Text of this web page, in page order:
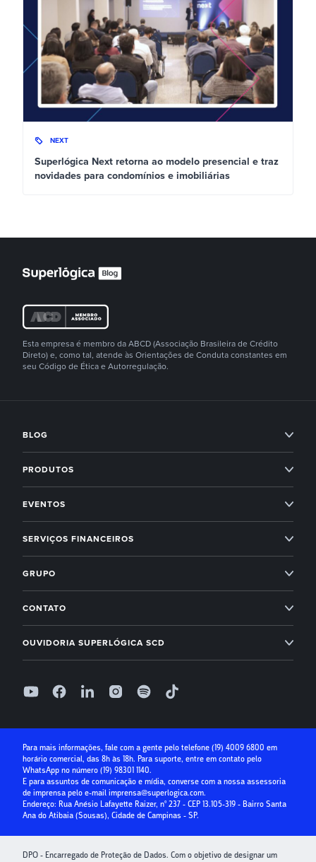
NEXT
Superlógica Next retorna ao modelo presencial e traz
novidades para condomínios e imobiliárias
Esta empresa é membro da ABCD (Associação Brasileira de Crédito
Direto) e, como tal, atende às Orientações de Conduta constantes em
seu Código de Ética e Autorregulação.
BLOG
Imobiliárias
Next
Novidades Superlógica
PRODUTOS
Administração condominial
Imobiliárias
Módulo Financeiro
Controle de acesso
Superlógica IA
EVENTOS
Superlógica Next
SERVIÇOS FINANCEIROS
Entenda o Inadimplência Zero
Receber com boleto
Crédito para Condomínios
Paybox
GRUPO
Arbo
CONTATO
OUVIDORIA SUPERLÓGICA SCD
Seg à Sex, das 9h às 18h, exceto feriados
Para mais informações, fale com a gente pelo telefone (19) 4009 6800 em
horário comercial, das 8h às 18h. Para suporte, entre em contato pelo
WhatsApp no número (19) 98301 1140.
E para assuntos de comunicação e mídia, converse com a nossa assessoria
de imprensa pelo e-mail imprensa@superlogica.com.
Endereço: Rua Anésio Lafayette Raizer, nº 237 - CEP 13.105-319 - Bairro Santa
Ana do Atibaia (Sousas), Cidade de Campinas - SP.
DPO - Encarregado de Proteção de Dados. Com o objetivo de designar um